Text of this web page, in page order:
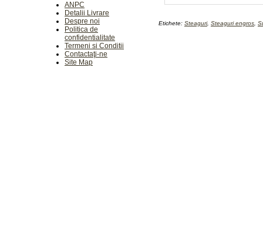
ANPC
Detalii Livrare
Despre noi
Politica de
confidentialitate
Termeni si Conditii
Contactaţi-ne
Site Map
Etichete: Steaguri, Steaguri engros